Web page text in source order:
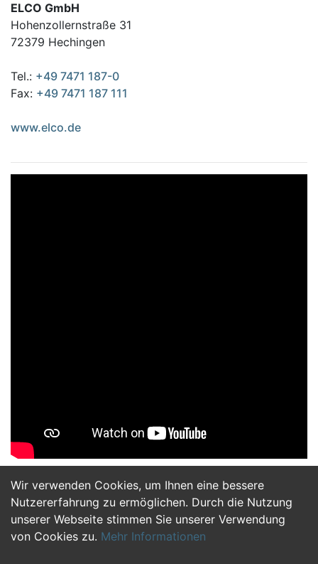
Wir verwenden Cookies, um Ihnen eine bessere
Nutzererfahrung zu ermöglichen. Durch die Nutzung
unserer Webseite stimmen Sie unserer Verwendung
von Cookies zu. Mehr Informationen
ELCO GmbH
Hohenzollernstraße 31
72379 Hechingen
Tel.: +49 7471 187-0
Fax: +49 7471 187 111
www.elco.de
Jetzt Bewerben